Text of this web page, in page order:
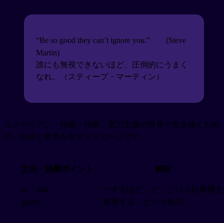
“Be so good they can’t ignore you.”
(Steve
Martin)
誰にも無視できないほど、圧倒的にうまく
なれ。（スティーブ・マーティン）
コメディアン・俳優・作家。実力主義の世界で生き抜くため
の、自信と努力を促すメッセージです。
文法・語彙ポイント 解説
so ~ that …
「〜するほど…だ」という結果構
ignore
「無視する」という動詞。